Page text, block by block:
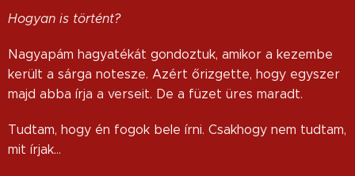
Hogyan is történt?
Nagyapám hagyatékát gondoztuk, amikor a kezembe
került a sárga notesze. Azért őrizgette, hogy egyszer
majd abba írja a verseit. De a füzet üres maradt.
Tudtam, hogy én fogok bele írni. Csakhogy nem tudtam,
mit írjak…